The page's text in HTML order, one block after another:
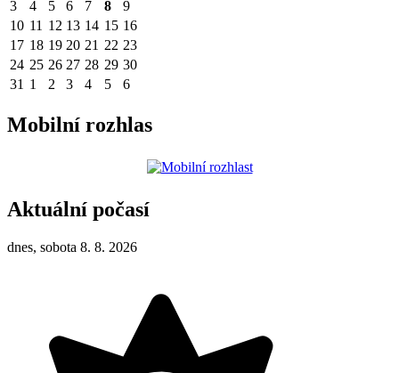
3 4 5 6 7 8
9
10 11 12 13 14 15 16
17 18 19 20 21 22 23
24 25 26 27 28 29 30
31 1 2 3 4 5 6
Mobilní rozhlas
Aktuální počasí
dnes, sobota 8. 8. 2026